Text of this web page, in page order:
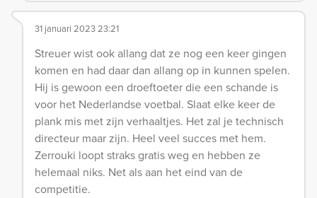
31 januari 2023 23:21
Streuer wist ook allang dat ze nog een keer gingen
komen en had daar dan allang op in kunnen spelen.
Hij is gewoon een droeftoeter die een schande is
voor het Nederlandse voetbal. Slaat elke keer de
plank mis met zijn verhaaltjes. Het zal je technisch
directeur maar zijn. Heel veel succes met hem.
Zerrouki loopt straks gratis weg en hebben ze
helemaal niks. Net als aan het eind van de
competitie.